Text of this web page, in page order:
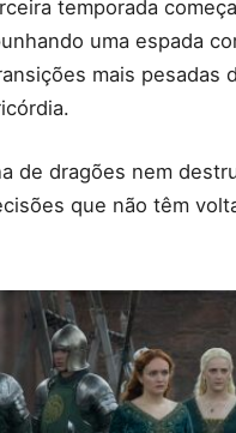
temporada
uma espada
mais pesadas
de dragões nem
que não têm